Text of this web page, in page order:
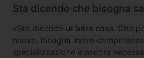
Sta dicendo che bisogna
«Sto dicendo un’altra cosa. Che
nuovo, bisogna avere
specializzazione è ancora